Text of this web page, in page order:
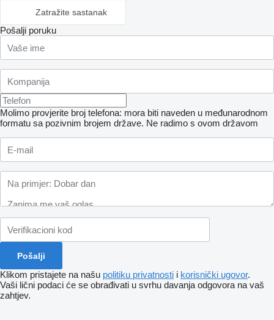
Zatražite sastanak
Pošalji poruku
Molimo provjerite broj telefona: mora biti naveden u međunarodnom
formatu sa pozivnim brojem države. Ne radimo s ovom državom
Klikom pristajete na našu politiku privatnosti i korisnički ugovor.
Vaši lični podaci će se obrađivati ​​u svrhu davanja odgovora na vaš
zahtjev.